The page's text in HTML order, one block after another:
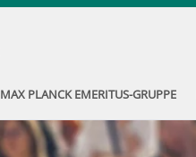
MAX PLANCK EMERITUS-GRUPPE